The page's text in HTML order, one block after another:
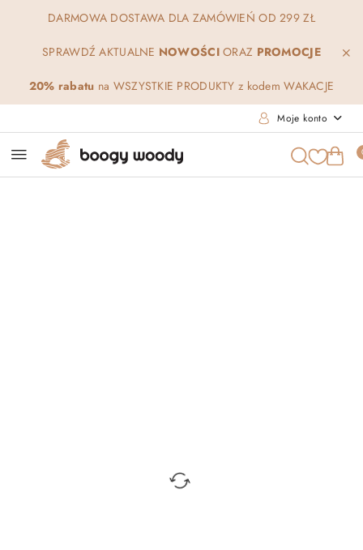
Przejdź do treści głównej
Przejdź do wyszukiwarki
Przejdź do moje konto
Przejdź do menu głównego
Przejdź do opisu produktu
Przejdź do stopki
DARMOWA DOSTAWA DLA ZAMÓWIEŃ OD 299 ZŁ
SPRAWDŹ AKTUALNE NOWOŚCIORAZ PROMOCJE
20% rabatu na WSZYSTKIE PRODUKTY z kodem WAKACJE
Moje konto